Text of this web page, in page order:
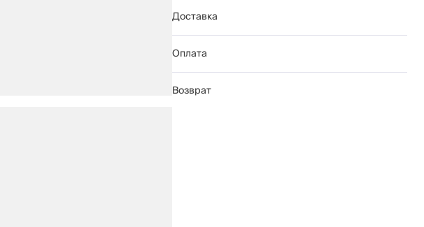
Доставка
Оплата
Возврат